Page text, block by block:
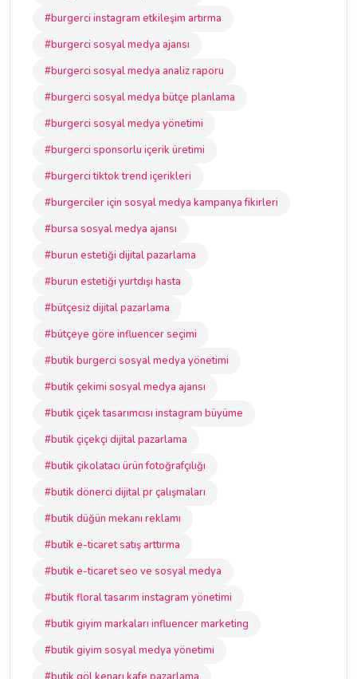
#burgerci instagram etkileşim artırma
#burgerci sosyal medya ajansı
#burgerci sosyal medya analiz raporu
#burgerci sosyal medya bütçe planlama
#burgerci sosyal medya yönetimi
#burgerci sponsorlu içerik üretimi
#burgerci tiktok trend içerikleri
#burgerciler için sosyal medya kampanya fikirleri
#bursa sosyal medya ajansı
#burun estetiği dijital pazarlama
#burun estetiği yurtdışı hasta
#bütçesiz dijital pazarlama
#bütçeye göre influencer seçimi
#butik burgerci sosyal medya yönetimi
#butik çekimi sosyal medya ajansı
#butik çiçek tasarımcısı instagram büyüme
#butik çiçekçi dijital pazarlama
#butik çikolatacı ürün fotoğrafçılığı
#butik dönerci dijital pr çalışmaları
#butik düğün mekanı reklamı
#butik e-ticaret satış arttırma
#butik e-ticaret seo ve sosyal medya
#butik floral tasarım instagram yönetimi
#butik giyim markaları influencer marketing
#butik giyim sosyal medya yönetimi